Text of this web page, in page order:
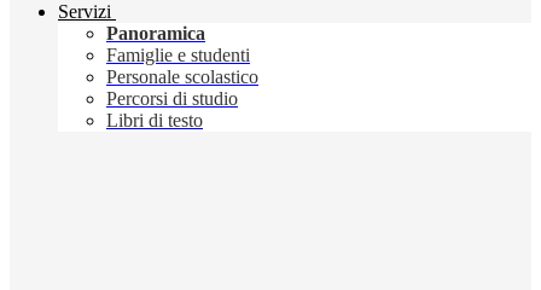
Servizi
Panoramica
Famiglie e studenti
Personale scolastico
Percorsi di studio
Libri di testo